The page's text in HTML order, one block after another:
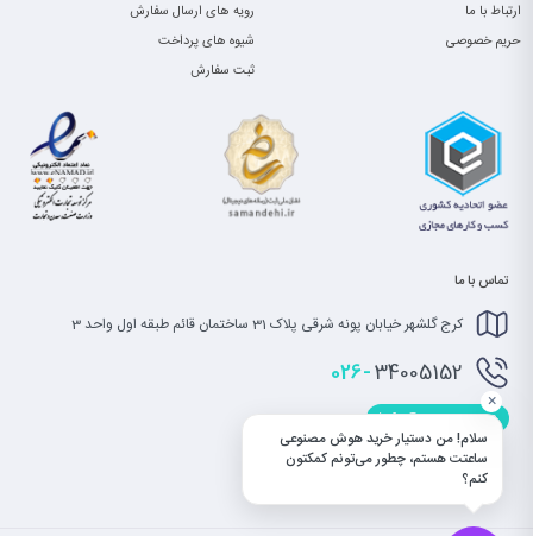
ارتباط با ما
حریم خصوصی
رویه های ارسال سفارش
شیوه های پرداخت
ثبت سفارش
تماس با ما
کرج گلشهر خیابان پونه شرقی پلاک 31 ساختمان قائم طبقه اول واحد 3
026-34005152
info@saatet.com
سلام! من دستیار خرید هوش مصنوعی
ساعتت هستم، چطور می‌تونم کمکتون
کنم؟
×